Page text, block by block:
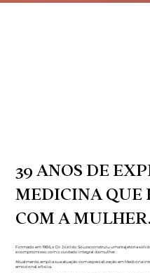
39 ANOS DE
MEDICINA QUE
COM A MULHER.
Formado em 1986, o Dr. Jozildo Souza construiu uma trajetória
e compromisso com o cuidado integral da mulher.
Atualmente, amplia sua atuação com especialização em Medicina
emocional e física.